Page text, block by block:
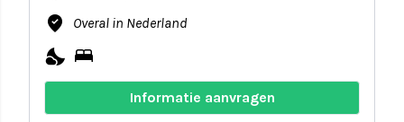
where_to_vote Overal in Nederland
nights_stay bed
Informatie aanvragen